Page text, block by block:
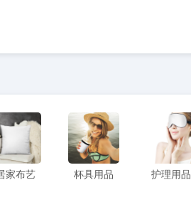
家布艺 杯具用品 护理用品